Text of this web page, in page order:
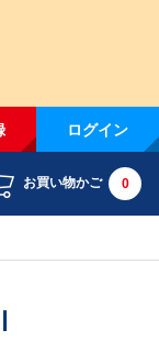
ログイン
お買い物かご 0